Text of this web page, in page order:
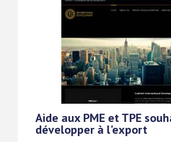
Aide aux PME et TPE
développer à l'export